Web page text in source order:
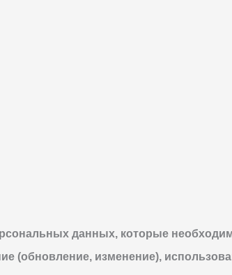
данных, которые
(обновление, изменение),